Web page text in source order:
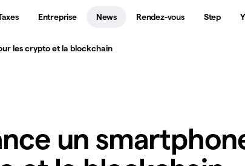
Entreprise News Rendez-vous Step
les crypto et la blockchain
un